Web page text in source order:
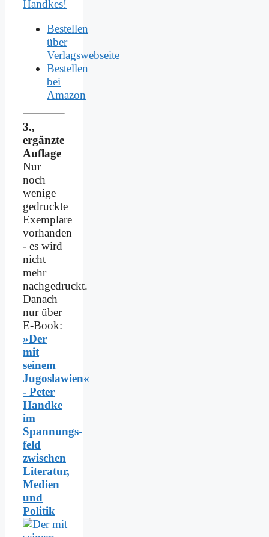
Handkes!
Bestellen
über
Verlagswebseite
Bestellen
bei
Amazon
3.,
ergänzte
Auflage
Nur
noch
wenige
gedruckte
Exemplare
vorhanden
- es wird
nicht
mehr
nachgedruckt.
Danach
nur über
E-Book:
»Der
mit
seinem
Jugoslawien«
- Peter
Handke
im
Spannungs­
feld
zwischen
Literatur,
Medien
und
Politik